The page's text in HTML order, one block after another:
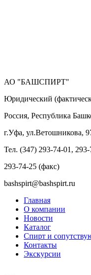
АО "БАШСПИРТ"
Юридический
Россия, Республика
г.Уфа, ул.Ветошникова,
Тел. (347) 293-74-01, 293-
293-74-25 (факс)
bashspirt@bashspirt.ru
Главная
О компании
Новости
Каталог
Спирт и
Контакты
Экскурсии